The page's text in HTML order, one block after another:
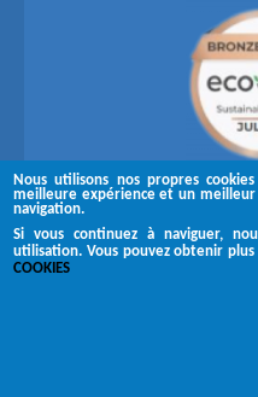
Nous utilisons nos propres
meilleure expérience et un meilleur
navigation.
Si vous continuez à naviguer,
utilisation. Vous pouvez obtenir
COOKIES
Suivez-nous sur